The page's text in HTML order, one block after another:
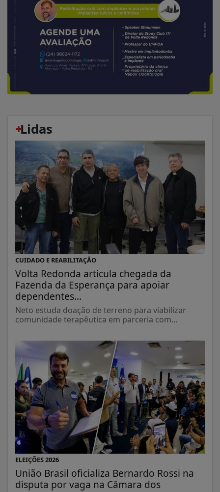
+
Lidas
CUIDADO E REABILITAÇÃO
Volta Redonda articula chegada da
Fazenda da Esperança para apoiar
dependentes...
Neto estuda doação de terreno para viabilizar
comunidade terapêutica em parceria com...
ELEIÇÕES 2026
União Brasil oficializa Bernardo Rossi na
disputa por vaga na Câmara dos